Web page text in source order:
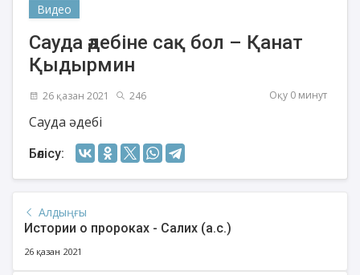
Видео
Сауда әдебіне сақ бол – Қанат
Қыдырмин
26 қазан 2021 246 Оқу 0 минут
Сауда әдебі
Бөлісу:
Алдыңғы
Истории о пророках - Салих (а.с.)
26 қазан 2021